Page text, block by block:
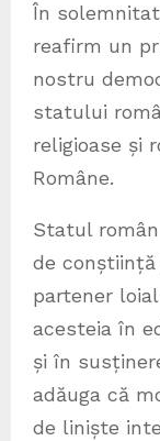
În
reafirm un
nostru
statului
religioase și
Române.
Statul
de
partener
acesteia în
și în
adăuga că
de liniște